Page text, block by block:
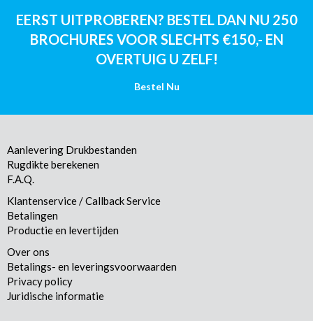
EERST UITPROBEREN? BESTEL DAN NU 250
BROCHURES VOOR SLECHTS €150,- EN
OVERTUIG U ZELF!
Bestel Nu
Aanlevering Drukbestanden
Rugdikte berekenen
F.A.Q.
Klantenservice / Callback Service
Betalingen
Productie en levertijden
Over ons
Betalings- en leveringsvoorwaarden
Privacy policy
Juridische informatie